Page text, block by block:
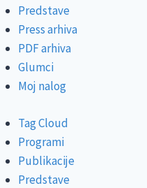
Predstave
Press arhiva
PDF arhiva
Glumci
Moj nalog
Tag Cloud
Programi
Publikacije
Predstave